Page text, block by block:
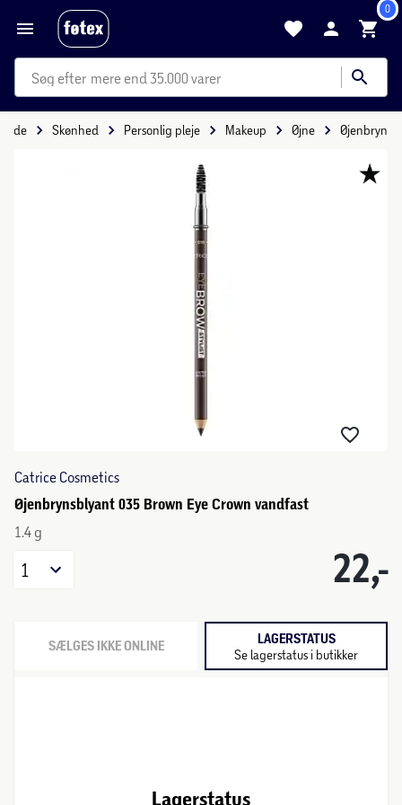
0
mere end 35.000 varer
Skønhed Personlig pleje Makeup Øjne Øjenbryn
Catrice Cosmetics
Øjenbrynsblyant 035 Brown Eye Crown vandfast
1.4 g
22,-
1
SÆLGES IKKE ONLINE LAGERSTATUS
Se lagerstatus i butikker
Lagerstatus